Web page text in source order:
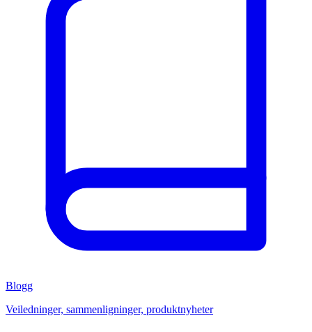
Blogg
Veiledninger, sammenligninger, produktnyheter